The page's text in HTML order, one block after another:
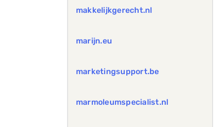
makkelijkgerecht.nl
marijn.eu
marketingsupport.be
marmoleumspecialist.nl